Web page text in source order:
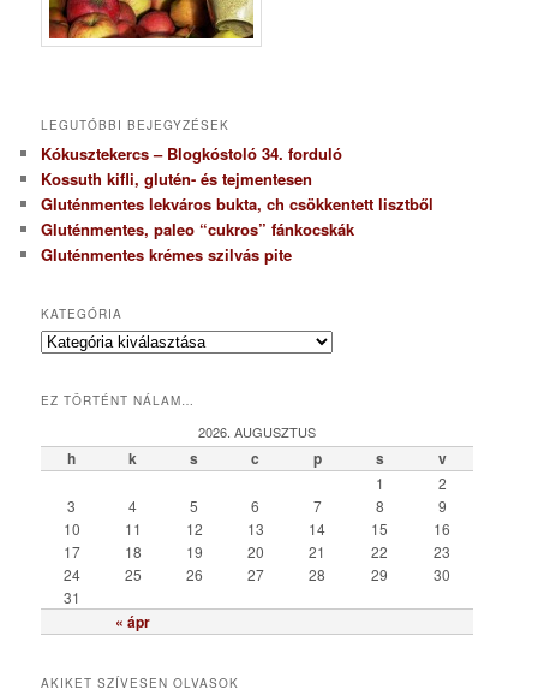
LEGUTÓBBI BEJEGYZÉSEK
Kókusztekercs – Blogkóstoló 34. forduló
Kossuth kifli, glutén- és tejmentesen
Gluténmentes lekváros bukta, ch csökkentett lisztből
Gluténmentes, paleo “cukros” fánkocskák
Gluténmentes krémes szilvás pite
KATEGÓRIA
K
e
r
EZ TÖRTÉNT NÁLAM…
2026. AUGUSZTUS
h k s c p s v
« ápr
1
2
3
4 5 6 7 8
9
10
11 12 13 14 15
16
17
18 19 20 21 22
23
24
25 26 27 28 29
30
31
AKIKET SZÍVESEN OLVASOK